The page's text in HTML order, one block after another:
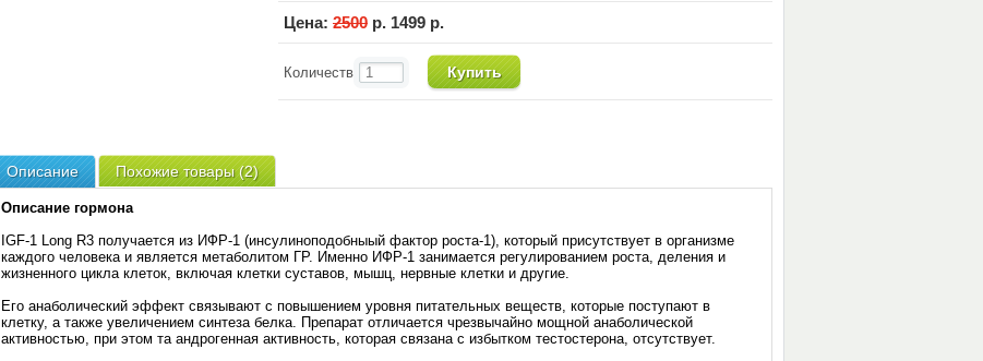
Цена: 2500 р. 1499 р.
Количество:
Описание Похожие товары (2)
Описание гормона
IGF-1 Long R3 получается из ИФР-1 (инсулиноподобныый фактор роста-1), который присутствует в организме
каждого человека и является метаболитом ГР. Именно ИФР-1 занимается регулированием роста, деления и
жизненного цикла клеток, включая клетки суставов, мышц, нервные клетки и другие.
Его анаболический эффект связывают с повышением уровня питательных веществ, которые поступают в
клетку, а также увеличением синтеза белка. Препарат отличается чрезвычайно мощной анаболической
активностью, при этом та андрогенная активность, которая связана с избытком тестостерона, отсутствует.